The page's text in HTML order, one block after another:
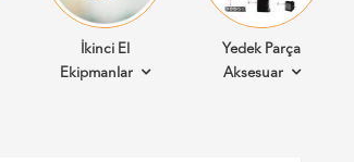
İkinci El
Ekipmanlar
Yedek Parça
Aksesuar